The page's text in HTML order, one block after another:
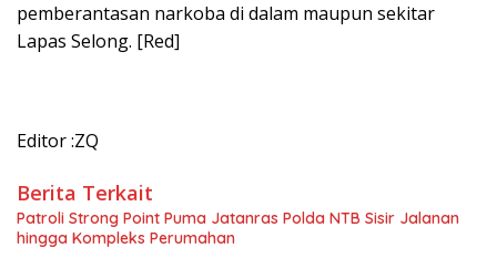
pemberantasan narkoba di dalam maupun sekitar
Lapas Selong. [Red]
Editor :ZQ
Berita Terkait
Patroli Strong Point Puma Jatanras Polda NTB Sisir Jalanan
hingga Kompleks Perumahan